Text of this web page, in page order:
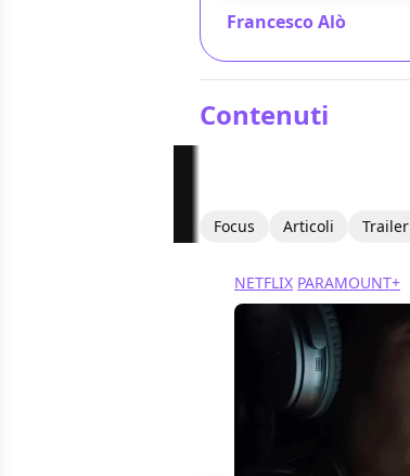
Francesco Alò
Contenuti
Focus Articoli Trailer
NETFLIX PARAMOUNT+